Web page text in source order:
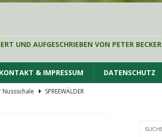
UND AUFGESCHRIEBEN VON PETER BECKER
KONTAKT & IMPRESSUM DATENSCHUTZ
SPREEWÄLDER